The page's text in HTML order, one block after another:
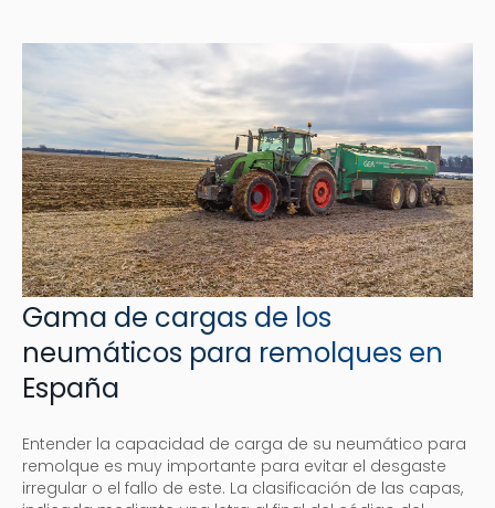
Gama de cargas de los
neumáticos para remolques en
España
Entender la capacidad de carga de su neumático para
remolque es muy importante para evitar el desgaste
irregular o el fallo de este. La clasificación de las capas,